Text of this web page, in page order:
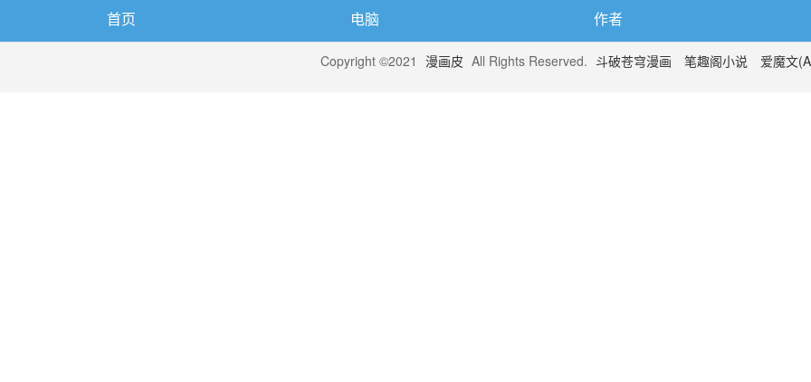
首页 电脑 作者
Copyright ©2021 漫画皮 All Rights Reserved. 斗破苍穹漫画 笔趣阁小说 爱魔文